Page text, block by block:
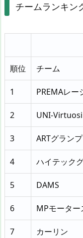
チームランキン
順位 チーム
1 PREMAレー
2 UNI-Virtuosi
3 ARTグランプ
4 ハイテック
5 DAMS
6 MPモーター
7 カーリン